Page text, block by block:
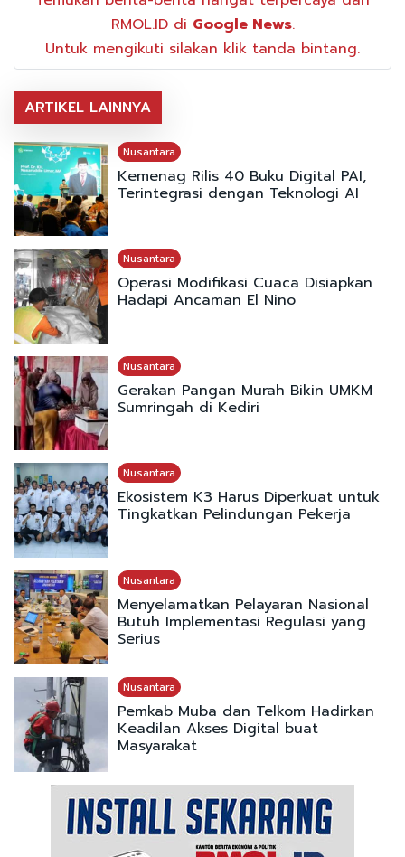
RMOL.ID di Google News.
Untuk mengikuti silakan klik tanda bintang.
ARTIKEL LAINNYA
Nusantara
Kemenag Rilis 40 Buku Digital PAI,
Terintegrasi dengan Teknologi AI
Nusantara
Operasi Modifikasi Cuaca Disiapkan
Hadapi Ancaman El Nino
Nusantara
Gerakan Pangan Murah Bikin UMKM
Sumringah di Kediri
Nusantara
Ekosistem K3 Harus Diperkuat untuk
Tingkatkan Pelindungan Pekerja
Nusantara
Menyelamatkan Pelayaran Nasional
Butuh Implementasi Regulasi yang
Serius
Nusantara
Pemkab Muba dan Telkom Hadirkan
Keadilan Akses Digital buat
Masyarakat